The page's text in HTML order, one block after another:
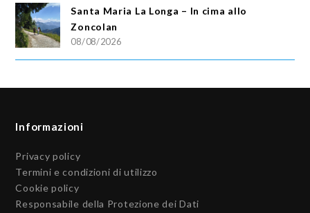
Santa Maria La Longa – In cima allo
Zoncolan
08/08/2026
Informazioni
Privacy policy
Termini e condizioni di utilizzo
Cookie policy
Responsabile della Protezione dei Dati